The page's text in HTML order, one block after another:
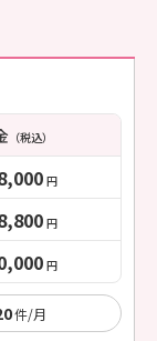
（税込）
円
円
円
件/月